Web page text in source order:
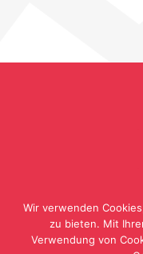
Wir verwenden
zu bieten. Mit
Verwendung von